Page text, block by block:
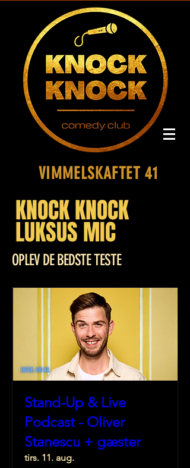
VIMMELSKAFTET 41
KNOCK KNOCK
LUKSUS MIC
OPLEV DE BEDSTE TESTE
Stand-Up & Live
Podcast - Oliver
Stanescu + gæster
tirs. 11. aug.